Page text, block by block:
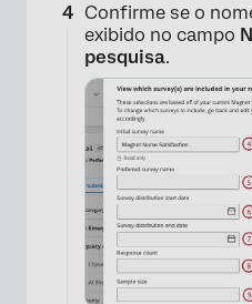
Confirme se o
exibido no campo
pesquisa.